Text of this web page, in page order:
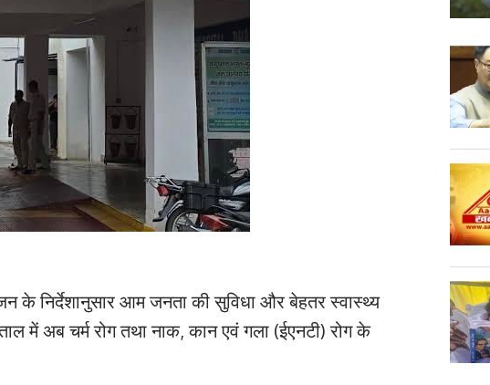
के निर्देशानुसार आम जनता की सुविधा और बेहतर स्वास्थ्य
में अब चर्म रोग तथा नाक, कान एवं गला (ईएनटी) रोग के